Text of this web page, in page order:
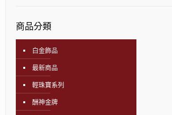
商品分類
白金飾品
最新商品
輕珠寶系列
酬神金牌